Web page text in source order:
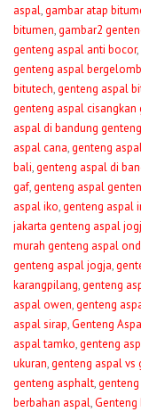
aspal,gambar atap
bitumen,gambar2
genteng aspal anti bocor,
genteng aspal
bitutech,genteng aspal
genteng aspal
aspal di bandung
aspal cana,genteng
bali,genteng aspal di
gaf,genteng aspal
aspal iko,genteng aspal
jakarta genteng aspal
murah genteng aspal
genteng aspal jogja,
karangpilang,genteng
aspal owen,genteng
aspal sirap,Genteng
aspal tamko,genteng
ukuran,genteng aspal vs
genteng asphalt,
berbahan aspal,Genteng